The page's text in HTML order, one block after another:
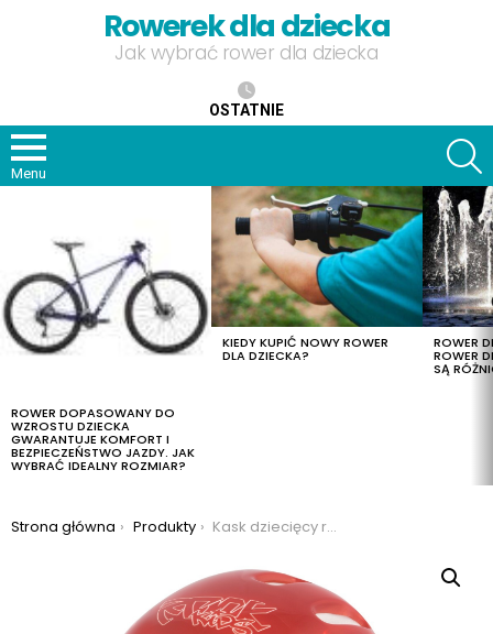
Rowerek dla dziecka
Jak wybrać rower dla dziecka
OSTATNIE
Menu
ROWER DOPASOWANY DO
WZROSTU DZIECKA
GWARANTUJE KOMFORT I
BEZPIECZEŃSTWO JAZDY. JAK
WYBRAĆ IDEALNY ROZMIAR?
KIEDY KUPIĆ NOWY ROWER
DLA DZIECKA?
ROWER
ROWER
SĄ
Jesteś tutaj:
Strona główna Produkty Kask dziecięcy rock kids spark